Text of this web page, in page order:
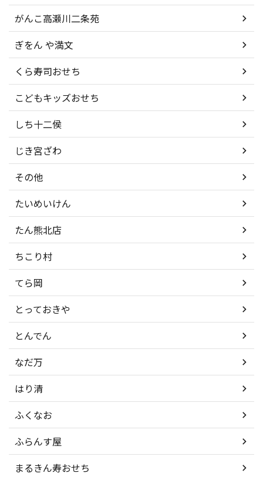
がんこ高瀬川二条苑
ぎをん や満文
くら寿司おせち
こどもキッズおせち
しち十二侯
じき宮ざわ
その他
たいめいけん
たん熊北店
ちこり村
てら岡
とっておきや
とんでん
なだ万
はり清
ふくなお
ふらんす屋
まるきん寿おせち